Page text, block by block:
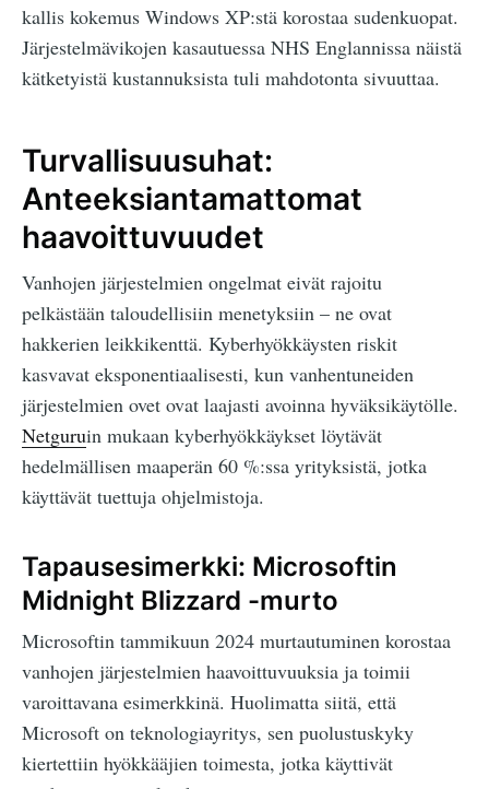
kallis kokemus Windows XP:stä korostaa sudenkuopat.
Järjestelmävikojen kasautuessa NHS Englannissa näistä
kätketyistä kustannuksista tuli mahdotonta sivuuttaa.
Turvallisuusuhat:
Anteeksiantamattomat
haavoittuvuudet
Vanhojen järjestelmien ongelmat eivät rajoitu
pelkästään taloudellisiin menetyksiin – ne ovat
hakkerien leikkikenttä. Kyberhyökkäysten riskit
kasvavat eksponentiaalisesti, kun vanhentuneiden
järjestelmien ovet ovat laajasti avoinna hyväksikäytölle.
Netguruin mukaan kyberhyökkäykset löytävät
hedelmällisen maaperän 60 %:ssa yrityksistä, jotka
käyttävät tuettuja ohjelmistoja.
Tapausesimerkki: Microsoftin
Midnight Blizzard -murto
Microsoftin tammikuun 2024 murtautuminen korostaa
vanhojen järjestelmien haavoittuvuuksia ja toimii
varoittavana esimerkkinä. Huolimatta siitä, että
Microsoft on teknologiayritys, sen puolustuskyky
kiertettiin hyökkääjien toimesta, jotka käyttivät